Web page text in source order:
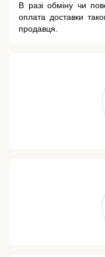
В разі обміну чи
оплата доставки
продавця.